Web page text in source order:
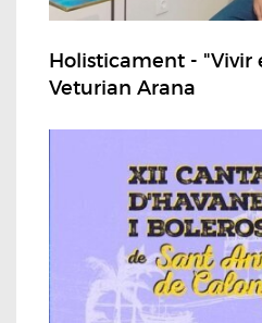
Holisticament -
Veturian Arana